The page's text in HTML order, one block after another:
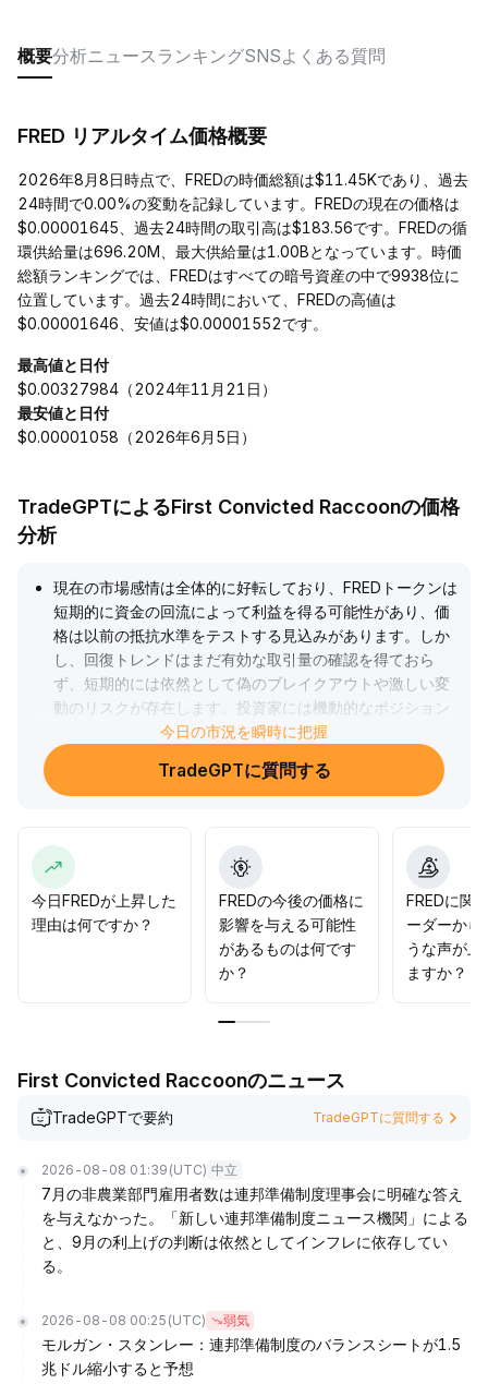
概要分析ニュース ランキングSNSよくある質問
FRED リアルタイム価格概要
2026年8月8日時点で、FREDの時価総額は$11.45Kであり、過去
24時間で0.00%の変動を記録しています。FREDの現在の価格は
$0.00001645、過去24時間の取引高は$183.56です。FREDの循
環供給量は696.20M、最大供給量は1.00Bとなっています。時価
総額ランキングでは、FREDはすべての暗号資産の中で9938位に
位置しています。過去24時間において、FREDの高値は
$0.00001646、安値は$0.00001552です。
最高値と日付
$0.00327984（2024年11月21日）
最安値と日付
$0.00001058（2026年6月5日）
TradeGPTによるFirst Convicted Raccoonの価格
分析
現在の市場感情は全体的に好転しており、FREDトークンは
短期的に資金の回流によって利益を得る可能性があり、価
格は以前の抵抗水準をテストする見込みがあります。しか
し、回復トレンドはまだ有効な取引量の確認を得ておら
ず、短期的には依然として偽のブレイクアウトや激しい変
動のリスクが存在します。投資家には機動的なポジション
を維持し、レバレッジを厳格に管理し、FREDの取引量とポ
ジション構造の変化に注目することを推奨します。0
25米ドルの重要な抵抗水準をブレイクし、取引量の伴うこ
32米ドルまで上昇を見込みますが、長期的なポートフォリ
オ配置にはファンダメンタルズとエコシステムの発展を継
続的に追跡する必要があります。.
今日の市況を瞬時に把握
TradeGPTに質問する
今日FREDが上昇した
理由は何ですか？
FREDの今後の価格に
影響を与える可能性
があるものは何です
か？
FREDに関
ーダーから
うな声が上
ますか？
First Convicted Raccoonのニュース
TradeGPTで要約 TradeGPTに質問する
2026-08-08 01:39 (UTC) 中立
7月の非農業部門雇用者数は連邦準備制度理事会に明確な答え
を与えなかった。「新しい連邦準備制度ニュース機関」による
と、9月の利上げの判断は依然としてインフレに依存してい
る。
2026-08-08 00:25 (UTC) 弱気
モルガン・スタンレー：連邦準備制度のバランスシートが1.5
兆ドル縮小すると予想